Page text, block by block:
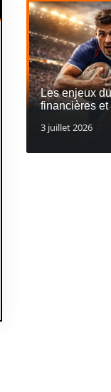
Les enjeux
financières
3 juillet 2026